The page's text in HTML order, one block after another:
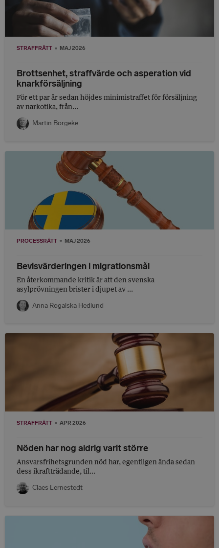
STRAFFRÄTT MAJ 2026
Brottsenhet, straffvärde och asperation vid
knarkförsäljning
För ett par år sedan höjdes minimistraffet för försäljning
av narkotika, från...
Martin Borgeke
PROCESSRÄTT MAJ 2026
Bevisvärderingen i migrationsmål
En återkommande kritik är att den svenska
asylprövningen brister i djupet av ...
Anna Rogalska Hedlund
STRAFFRÄTT APR 2026
Nöden har nog aldrig varit större
Ansvarsfrihetsgrunden nöd har, egentligen ända sedan
dess ikraftträdande, til...
Claes Lernestedt